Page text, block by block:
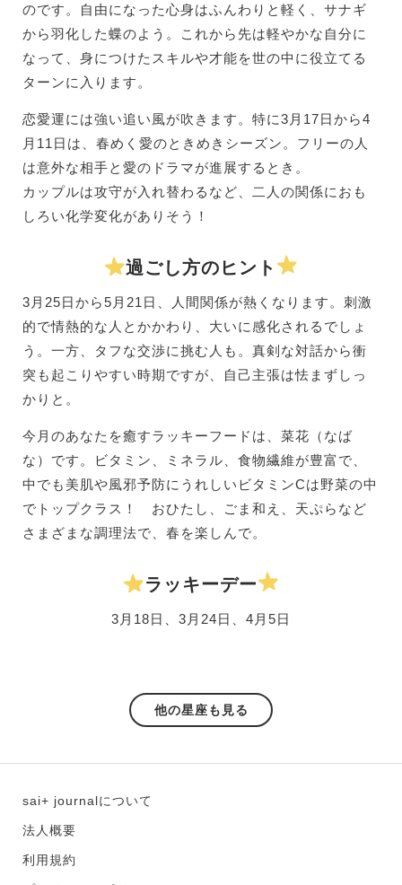
のです。自由になった心身はふんわりと軽く、サナギ
から羽化した蝶のよう。これから先は軽やかな自分に
なって、身につけたスキルや才能を世の中に役立てる
ターンに入ります。
恋愛運には強い追い風が吹きます。特に3月17日から4
月11日は、春めく愛のときめきシーズン。フリーの人
は意外な相手と愛のドラマが進展するとき。
カップルは攻守が入れ替わるなど、二人の関係におも
しろい化学変化がありそう！
過ごし方のヒント
3月25日から5月21日、人間関係が熱くなります。刺激
的で情熱的な人とかかわり、大いに感化されるでしょ
う。一方、タフな交渉に挑む人も。真剣な対話から衝
突も起こりやすい時期ですが、自己主張は怯まずしっ
かりと。
今月のあなたを癒すラッキーフードは、菜花（なば
な）です。ビタミン、ミネラル、食物繊維が豊富で、
中でも美肌や風邪予防にうれしいビタミンCは野菜の中
でトップクラス！ おひたし、ごま和え、天ぷらなど
さまざまな調理法で、春を楽しんで。
ラッキーデー
3月18日、3月24日、4月5日
他の星座も見る
sai+ journalについて
法人概要
利用規約